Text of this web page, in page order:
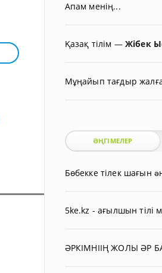
Апам менің...
Қазақ тілім — Жібек
Мұңайып тағдыр
ӘҢГІМЕЛЕР
Бөбекке тілек шағын
5ke.kz - ағылшын тілі
ӘРКІМНІІҢ ЖОЛЫ ӘР